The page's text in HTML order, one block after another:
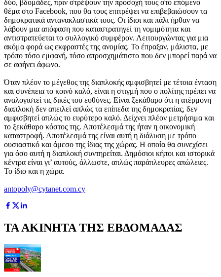
δύο, βδομάδες, πριν στρέψουν την προσοχή τους στο επόμενο
θέμα στο Facebook, που θα τους επιτρέψει να επιβεβαιώσουν τα
δημοκρατικά αντανακλαστικά τους. Οι ίδιοι και πάλι ήρθαν να
λάβουν μια απόφαση που καταστρατηγεί τη νομιμότητα και
αντιστρατεύεται το συλλογικό συμφέρον. Λειτουργώντας για μια
ακόμα φορά ως εκφραστές της ανομίας. Το έπραξαν, μάλιστα, με
τρόπο τόσο εμφανή, τόσο απροσχημάτιστο που δεν μπορεί παρά να
σε αφήνει άφωνο.
Όταν πλέον το μέγεθος της διαπλοκής αμφισβητεί με τέτοια ένταση
και συνέπεια το κοινό καλό, είναι η στιγμή που ο πολίτης πρέπει να
αναλογιστεί τις δικές του ευθύνες. Είναι ξεκάθαρο ότι η ατέρμονη
διαπλοκή δεν απειλεί απλώς τα επίπεδα της δημοκρατίας, δεν
αμφισβητεί απλώς το ευρύτερο καλό. Δείχνει πλέον μετρήσιμα και
το ξεκάθαρο κόστος της. Αποτέλεσμά της ήταν η οικονομική
καταστροφή. Αποτέλεσμά της είναι αυτή η διάλυση με τρόπο
ουσιαστικό και άμεσο της ίδιας της χώρας. Η οποία θα συνεχίσει
για όσο αυτή η διαπλοκή συντηρείται. Δημόσιοι κήποι και ιστορικά
κέντρα είναι γι’ αυτούς, άλλωστε, απλώς παράπλευρες απώλειες.
Το ίδιο και η χώρα.
antopoly@cytanet.com.cy
ΤΑ ΑΚΙΝΗΤΑ ΤΗΣ ΕΒΔΟΜΑΔΑΣ